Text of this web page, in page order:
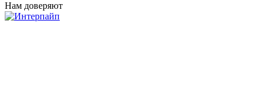
Нам доверяют